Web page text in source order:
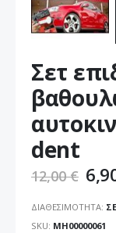
στην
αρχή
της
συλλογής
εικόνων
Σετ
dent
12,00 €
ΔΙΑΘΕΣΙΜΌΤΗΤΑ:
SKU ΜΗ00000061